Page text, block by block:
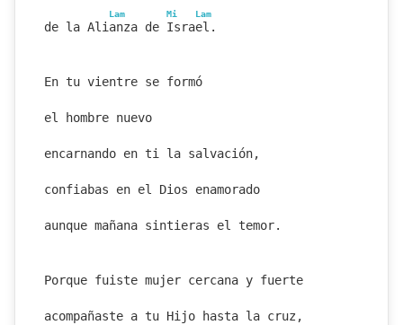
Lam Mi Lam
de la Alianza de Israel.
En tu vientre se formó
el hombre nuevo
encarnando en ti la salvación,
confiabas en el Dios enamorado
aunque mañana sintieras el temor.
Porque fuiste mujer cercana y fuerte
acompañaste a tu Hijo hasta la cruz,